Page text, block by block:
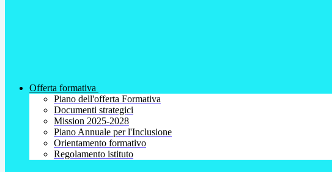
Offerta formativa
Piano dell'offerta Formativa
Documenti strategici
Mission 2025-2028
Piano Annuale per l'Inclusione
Orientamento formativo
Regolamento istituto